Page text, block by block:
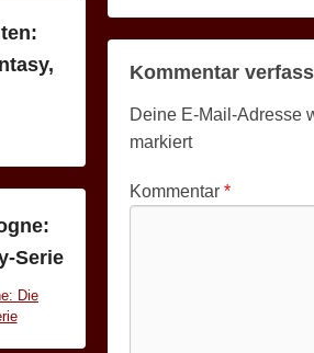
Kommentar
Deine E-Mail-Adresse
markiert
Kommentar *
Serie